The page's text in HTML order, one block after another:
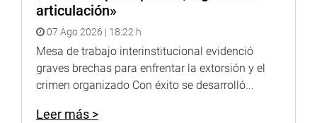
articulación»
07 Ago 2026 | 18:22 h
Mesa de trabajo interinstitucional evidenció
graves brechas para enfrentar la extorsión y el
crimen organizado Con éxito se desarrolló...
Leer más >